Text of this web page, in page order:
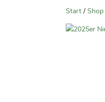
Start /Shop